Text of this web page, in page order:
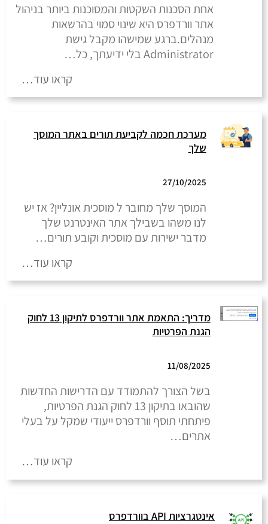
אחת הסכנות השקטות והמסוכנות ביותר בניהול
אתר וורדפרס היא שינוי סמוי בהרשאות
מנהלים.ברגע שמישהו מקבל גישת
Administrator בלי ידיעתך, כל…
קראו עוד…
מערכת חכמה לקביעת תורים באתר המוסך
שלך
27/10/2025
המוסך שלך מחובר ל מוסכית אונליין? אז יש
לנו משהו בשבילך אתר האינטרנט שלך
מדבר ישירות עם מוסכית וקובע תורים…
קראו עוד…
מדריך: התאמת אתר וורדפרס לתיקון 13 לחוק
הגנת הפרטיות
11/08/2025
בשל הצורך להתמודד עם הדרישות החדשות
שהובאו בתיקון 13 לחוק הגנת הפרטיות,
פיתחתי תוסף וורדפרס ייעודי שמקל על בעלי
אתרים…
קראו עוד…
אינטגרציות API בוורדפרס